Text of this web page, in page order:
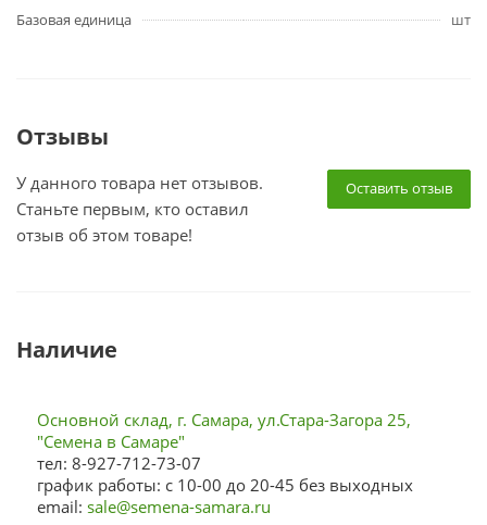
Базовая единица
шт
Отзывы
Оставить отзыв
У данного товара нет отзывов.
Станьте первым, кто оставил
отзыв об этом товаре!
Наличие
Основной склад, г. Самара, ул.Стара-Загора 25,
"Семена в Самаре"
тел: 8-927-712-73-07
график работы: с 10-00 до 20-45 без выходных
email: sale@semena-samara.ru